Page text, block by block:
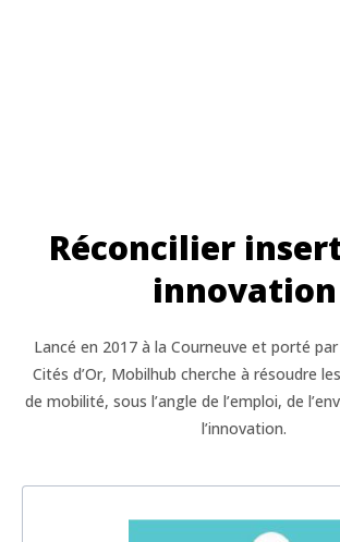
Réconcilier
innovation
Lancé en 2017 à la Courneuve et porté par
Cités d’Or, Mobilhub cherche à résoudre
de mobilité, sous l’angle de l’emploi, de
l’innovation.